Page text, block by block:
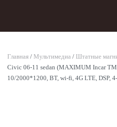
Главная / Мультимедиа / Штатные
Civic 06-11 sedan (MAXIMUM Incar
10/2000*1200, BT, wi-fi, 4G LTE, DSP,